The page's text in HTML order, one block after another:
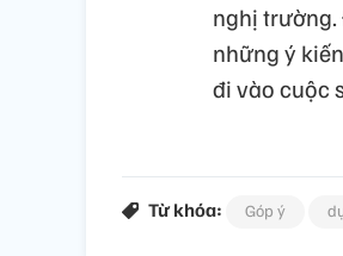
nghị trường.
những ý
đi vào cuộc
Từ khóa: Góp ý